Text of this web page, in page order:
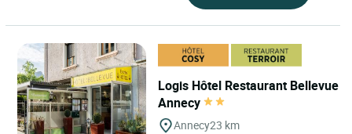
Logis Hôtel Restaurant Bellevue
Annecy
Annecy23 km